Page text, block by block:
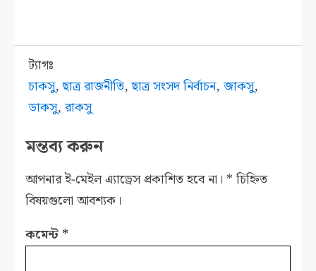
ট্যাগঃ
চাকসু,ছাত্র রাজনীতি,ছাত্র সংসদ নির্বাচন,জাকসু,
ডাকসু,রাকসু
মন্তব্য করুন
আপনার ই-মেইল এ্যাড্রেস প্রকাশিত হবে না। * চিহ্নিত
বিষয়গুলো আবশ্যক।
কমেন্ট *